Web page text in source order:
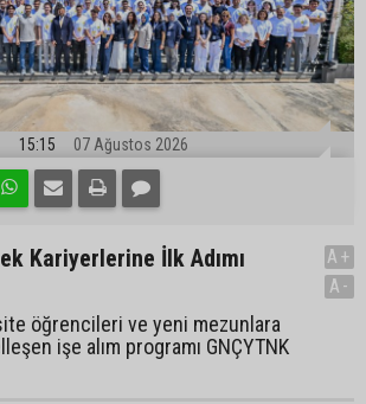
15:15 07 Ağustos 2026
Kariyerlerine İlk Adımı
öğrencileri ve yeni mezunlara
işe alım programı GNÇYTNK
A+
A-